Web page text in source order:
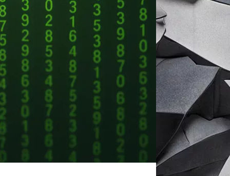
поддержку со стороны Microsoft. Вы
улучшают производительность и
поддержку и помощь от
данных и конфиденциальность
шифрование и защиту данных во
и чувствительными